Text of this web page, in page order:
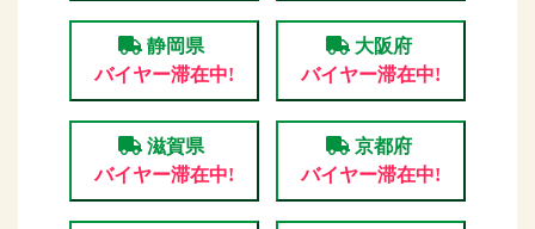
静岡県
バイヤー滞在中!
大阪府
バイヤー滞在中!
滋賀県
バイヤー滞在中!
京都府
バイヤー滞在中!